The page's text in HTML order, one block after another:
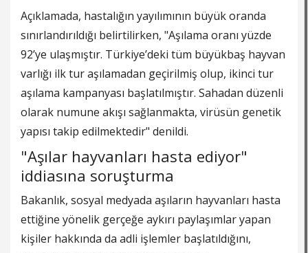
Açıklamada, hastalığın yayılımının büyük oranda
sınırlandırıldığı belirtilirken, "Aşılama oranı yüzde
92’ye ulaşmıştır. Türkiye’deki tüm büyükbaş hayvan
varlığı ilk tur aşılamadan geçirilmiş olup, ikinci tur
aşılama kampanyası başlatılmıştır. Sahadan düzenli
olarak numune akışı sağlanmakta, virüsün genetik
yapısı takip edilmektedir" denildi.
"Aşılar hayvanları hasta ediyor"
iddiasına soruşturma
Bakanlık, sosyal medyada aşıların hayvanları hasta
ettiğine yönelik gerçeğe aykırı paylaşımlar yapan
kişiler hakkında da adli işlemler başlatıldığını,